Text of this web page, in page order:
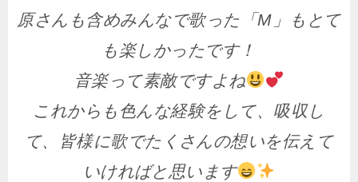
原さんも含めみんなで歌った「M」もとて
も楽しかったです！
音楽って素敵ですよね
これからも色んな経験をして、吸収し
て、皆様に歌でたくさんの想いを伝えて
いければと思います